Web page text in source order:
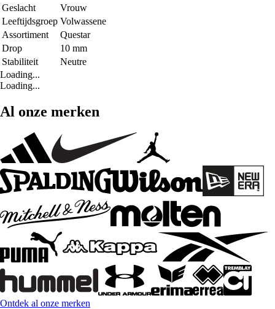
Geslacht
Vrouw
Leeftijdsgroep Volwassene
Assortiment
Questar
Drop
10 mm
Stabiliteit
Neutre
Loading...
Loading...
Al onze merken
Ontdek al onze merken